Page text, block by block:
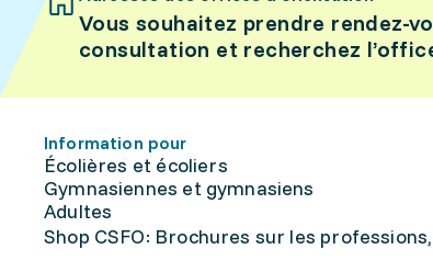
Vous souhaitez prendre rendez-
consultation et recherchez
Information pour
Écolières et écoliers
Gymnasiennes et gymnasiens
Adultes
Shop CSFO: Brochures sur les